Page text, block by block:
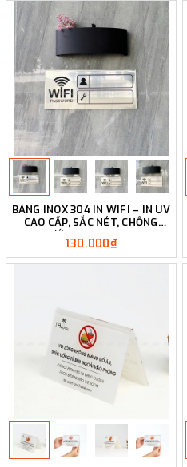
BẢNG INOX 304 IN WIFI – IN UV
CAO CẤP, SẮC NÉT, CHỐNG
NƯỚC - LUXI DECOR
130.000₫